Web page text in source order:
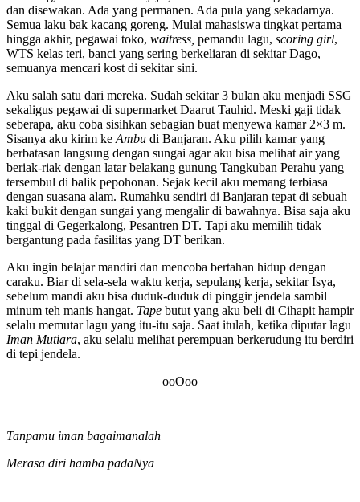
dan disewakan. Ada yang permanen. Ada pula yang sekadarnya.
Semua laku bak kacang goreng. Mulai mahasiswa tingkat pertama
hingga akhir, pegawai toko, waitress, pemandu lagu, scoring girl,
WTS kelas teri, banci yang sering berkeliaran di sekitar Dago,
semuanya mencari kost di sekitar sini.
Aku salah satu dari mereka. Sudah sekitar 3 bulan aku menjadi SSG
sekaligus pegawai di supermarket Daarut Tauhid. Meski gaji tidak
seberapa, aku coba sisihkan sebagian buat menyewa kamar 2×3 m.
Sisanya aku kirim ke Ambu di Banjaran. Aku pilih kamar yang
berbatasan langsung dengan sungai agar aku bisa melihat air yang
beriak-riak dengan latar belakang gunung Tangkuban Perahu yang
tersembul di balik pepohonan. Sejak kecil aku memang terbiasa
dengan suasana alam. Rumahku sendiri di Banjaran tepat di sebuah
kaki bukit dengan sungai yang mengalir di bawahnya. Bisa saja aku
tinggal di Gegerkalong, Pesantren DT. Tapi aku memilih tidak
bergantung pada fasilitas yang DT berikan.
Aku ingin belajar mandiri dan mencoba bertahan hidup dengan
caraku. Biar di sela-sela waktu kerja, sepulang kerja, sekitar Isya,
sebelum mandi aku bisa duduk-duduk di pinggir jendela sambil
minum teh manis hangat. Tape butut yang aku beli di Cihapit hampir
selalu memutar lagu yang itu-itu saja. Saat itulah, ketika diputar lagu
Iman Mutiara, aku selalu melihat perempuan berkerudung itu berdiri
di tepi jendela.
ooOoo
Tanpamu iman bagaimanalah
Merasa diri hamba padaNya